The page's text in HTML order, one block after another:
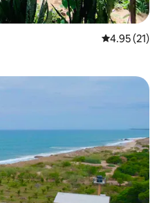
Calificación
4.95 (21)